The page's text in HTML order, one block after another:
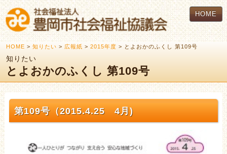
HOME
HOME > 知りたい > 広報紙 > 2015年度 > とよおかのふくし 第109号
知りたい
とよおかのふくし 第109号
第109号（2015.4.25 4月)